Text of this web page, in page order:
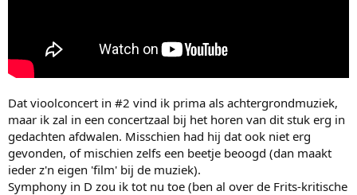
Dat vioolconcert in #2 vind ik prima als achtergrondmuziek,
maar ik zal in een concertzaal bij het horen van dit stuk erg in
gedachten afdwalen. Misschien had hij dat ook niet erg
gevonden, of mischien zelfs een beetje beoogd (dan maakt
ieder z'n eigen 'film' bij de muziek).
Symphony in D zou ik tot nu toe (ben al over de Frits-kritische